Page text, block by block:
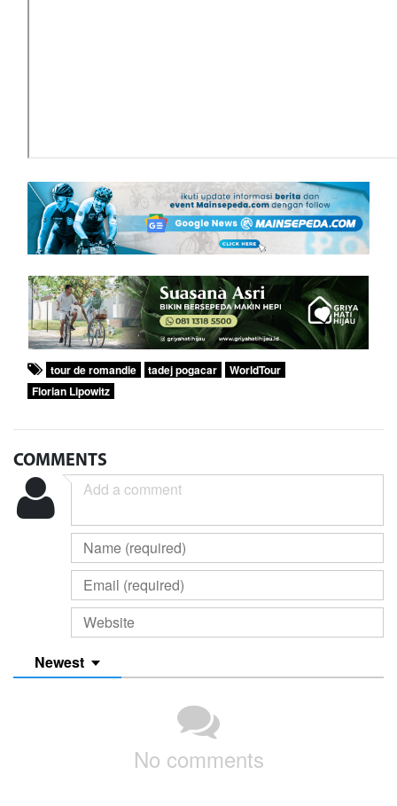
tour de romandie tadej pogacar
WorldTour
Florian Lipowitz
COMMENTS
Newest
No comments